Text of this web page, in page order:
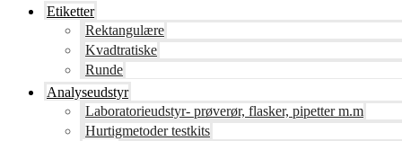
Etiketter
Rektangulære
Kvadtratiske
Runde
Analyseudstyr
Laboratorieudstyr- prøverør, flasker, pipetter m.m
Hurtigmetoder testkits